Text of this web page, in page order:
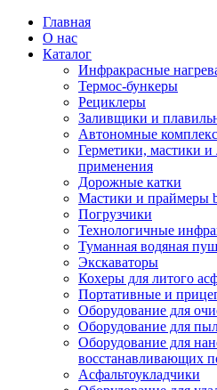
Главная
О нас
Каталог
Инфракрасные
Термос-бункеры
Рециклеры
Заливщики и
Автономные
Герметики, мастики и
применения
Дорожные катки
Мастики и праймеры
Погрузчики
Технологичные
Туманная водяная
Экскаваторы
Кохеры для литого
Портативные и
Оборудование для
Оборудование для
Оборудование для
восстанавливающих
Асфальтоукладчики